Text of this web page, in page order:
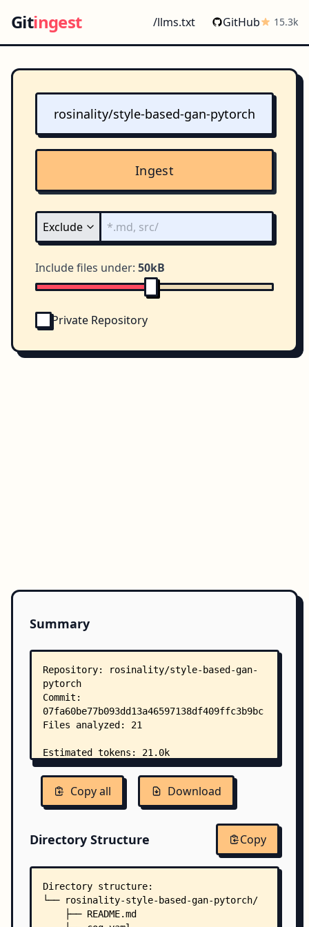
Gitingest /llms.txt GitHub 15.3k
Ingest
Include files under: 50kB
Private Repository
Summary
Copy all Download
Directory Structure Copy
Directory structure:
└── rosinality-style-based-gan-pytorch/
    ├── README.md